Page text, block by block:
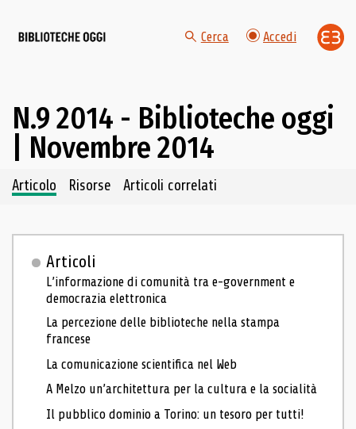
Cerca Accedi
N.9 2014 - Biblioteche oggi
| Novembre 2014
Navigazione dei contenuti del fascicolo
Articolo Risorse Articoli correlati
Articoli
L’informazione di comunità tra e-government e
democrazia elettronica
La percezione delle biblioteche nella stampa
francese
La comunicazione scientifica nel Web
A Melzo un’architettura per la cultura e la socialità
Il pubblico dominio a Torino: un tesoro per tutti!